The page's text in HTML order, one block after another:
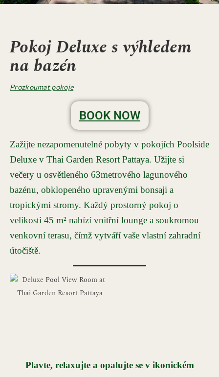
Pokoj Deluxe s výhledem
na bazén
Prozkoumat pokoje
BOOK NOW
Zažijte nezapomenutelné pobyty v pokojích Poolside
Deluxe v Thai Garden Resort Pattaya. Užijte si
večery u osvětleného 63metrového lagunového
bazénu, obklopeného upravenými bonsaji a
tropickými stromy. Každý prostorný pokoj o
velikosti 45 m² nabízí vnitřní lounge a soukromou
venkovní terasu, čímž vytváří vaše vlastní zahradní
útočiště.
Plavte, relaxujte a opalujte se v ikonickém